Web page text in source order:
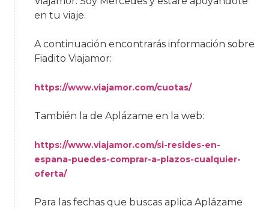
en tu viaje.
A continuación encontrarás información sobre
Fiadito Viajamor:
https://www.viajamor.com/cuotas/
También la de Aplázame en la web:
https://www.viajamor.com/si-resides-en-
espana-puedes-comprar-a-plazos-cualquier-
oferta/
Para las fechas que buscas aplica Aplázame